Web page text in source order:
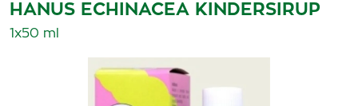
HANUS ECHINACEA KINDERSIRUP
1x50 ml